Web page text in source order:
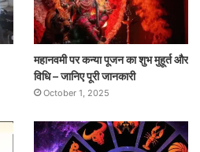
महानवमी पर कन्या पूजन का शुभ मुहूर्त और
विधि – जानिए पूरी जानकारी
October 1, 2025